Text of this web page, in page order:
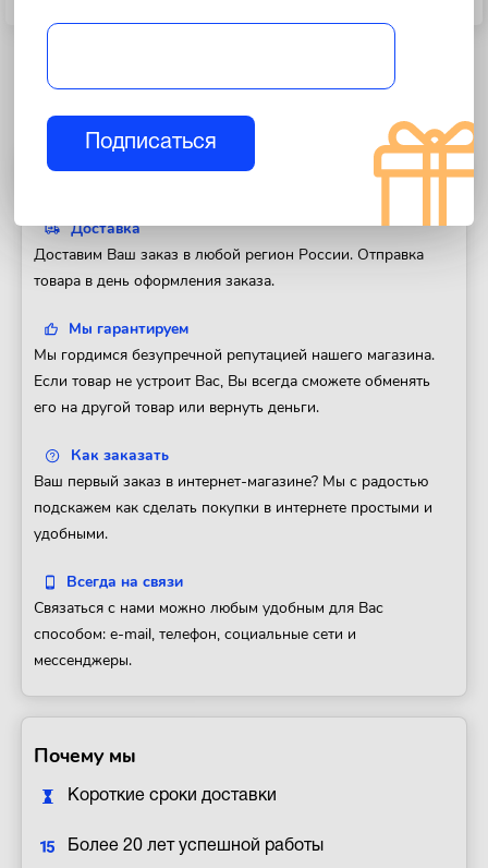
Доставка
Доставим Ваш заказ в любой регион России. Отправка
товара в день оформления заказа.
Мы гарантируем
Мы гордимся безупречной репутацией нашего магазина.
Если товар не устроит Вас, Вы всегда сможете обменять
его на другой товар или вернуть деньги.
Как заказать
Ваш первый заказ в интернет-магазине? Мы с радостью
подскажем как сделать покупки в интернете простыми и
удобными.
Всегда на связи
Связаться с нами можно любым удобным для Вас
способом: e-mail, телефон, социальные сети и
мессенджеры.
Почему мы
Короткие сроки доставки
Более 20 лет успешной работы
Подписаться